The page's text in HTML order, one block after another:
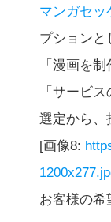
マンガセッ
プションと
「漫画を
「サービ
選定から、
[画像8:
お客様の希